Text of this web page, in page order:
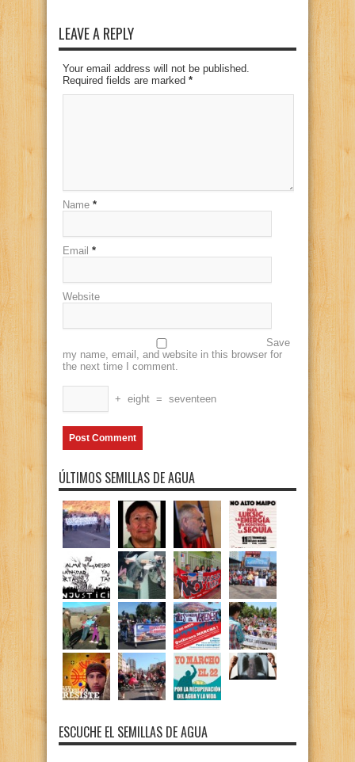
LEAVE A REPLY
Your email address will not be published.
Required fields are marked *
Name *
Email *
Website
Save
my name, email, and website in this browser for
the next time I comment.
+ eight = seventeen
ÚLTIMOS SEMILLAS DE AGUA
ESCUCHE EL SEMILLAS DE AGUA